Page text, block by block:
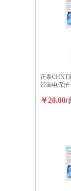
正泰CHNT
带漏电保护
￥20.00/